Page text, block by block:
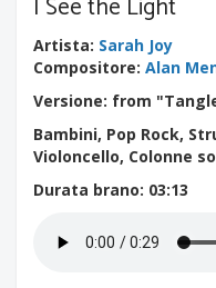
I See the Light
Artista: Sarah Joy
Compositore: Alan
Versione: from
Bambini, Pop Rock,
Violoncello, Colonne
Durata brano: 03:13